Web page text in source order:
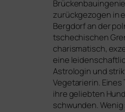
zurück­ge­zo­gen in
Bergdorf an der
tsche­chi­schen
cha­ris­ma­tisch,
eine
Astrologin und
Vegetarierin. Eines
ihre gelieb­ten
schwun­den.